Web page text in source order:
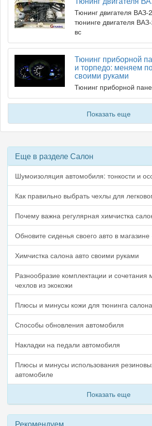
Тюнинг двигателя ВАЗ-
тюнинге двигателя
вс
Тюнинг приборной
и торпедо: меняем
своими руками
Тюнинг приборной
Показать еще
Еще в разделе Салон
Шумоизоляция автомобиля: тонкости и
Как правильно выбрать чехлы для
Почему важна регулярная химчистка
Обновите сиденья своего авто в
Химчистка салона авто своими руками
Разнообразие комплектации и сочетания
чехлов из экокожи
Плюсы и минусы кожи для тюнинга салона
Способы обновления автомобиля
Накладки на педали автомобиля
Плюсы и минусы использования
автомобиле
Показать еще
Рекомендуем